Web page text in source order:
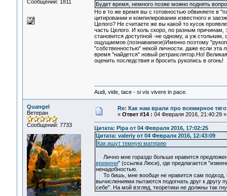
Сообщений: 1811
Будет время, немного позже можно поднять
Но в то же время вы с готовностью обвиняете в
цитировании и компилировании известного и
Целого? Не считаете же вы какой то кусок
часть Целого. И коль скоро, по разным причинам,
становится доступной -не одному, а уж
ощущаемое.(познаваемое)Именно поэтому
"собственностью" некой личности. даже если
время "найдется" новый ретранслятор.Но!
оценить последствия и бросить рукопись в огонь!
Audi, vide, tace - si vis vivere in pace.
Quangel
Ветеран
Сообщений: 7733
Re: Как нам врали про всемирное
« Ответ #14 : 04 Февраля 2016, 21:40:29 »
Цитата: Pipa от 04 Февраля 2016, 17:02:25
Цитата: valeriy от 04 Февраля 2016, 12:43:09
Как ищут темную материю
Лично мне гораздо больше нравится
времени" (ссылка Люси), где предлагается
ненадобностью.
То бишь, мне вообще не нравится сам подход,
вычислениями пытаются подогнать друг к
себе". На мой взгляд, теоретики не должны так